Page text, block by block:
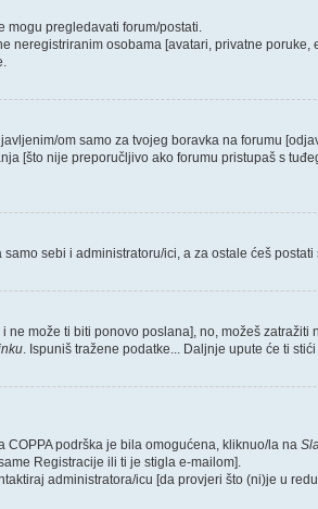
pregledavati forum/postati.
osobama [avatari, privatne poruke,
om samo za tvojeg boravka na forumu
[što nije preporučljivo ako forumu pristupaš s
sebi i administratoru/ici, a za ostale ćeš postati
može ti biti ponovo poslana], no, možeš zatražiti
. Ispuniš tražene podatke... Daljnje upute će ti
podrška je bila omogućena, kliknuo/la na
Registracije ili ti je stigla e-mailom].
administratora/icu [da provjeri što (ni)je u